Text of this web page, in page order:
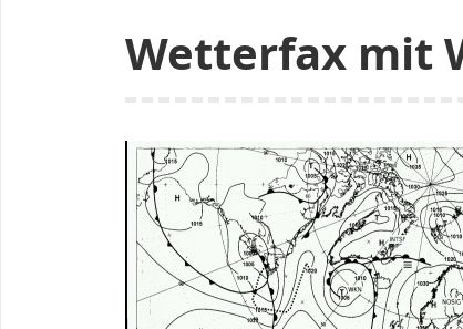
Wetterfax mit